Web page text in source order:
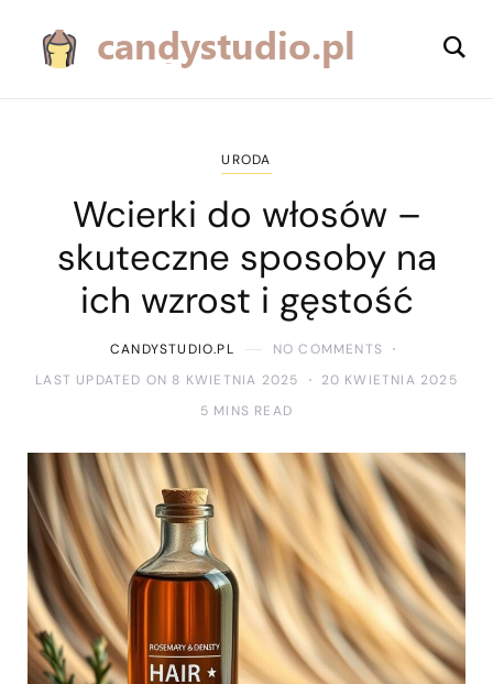
URODA
Wcierki do włosów –
skuteczne sposoby na
ich wzrost i gęstość
CANDYSTUDIO.PL
NO COMMENTS
LAST UPDATED ON 8 KWIETNIA 2025
20 KWIETNIA 2025
5 MINS READ